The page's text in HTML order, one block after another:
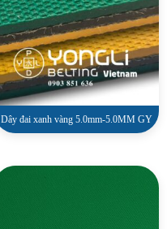
Dây đai xanh vàng 5.0mm-5.0MM GY